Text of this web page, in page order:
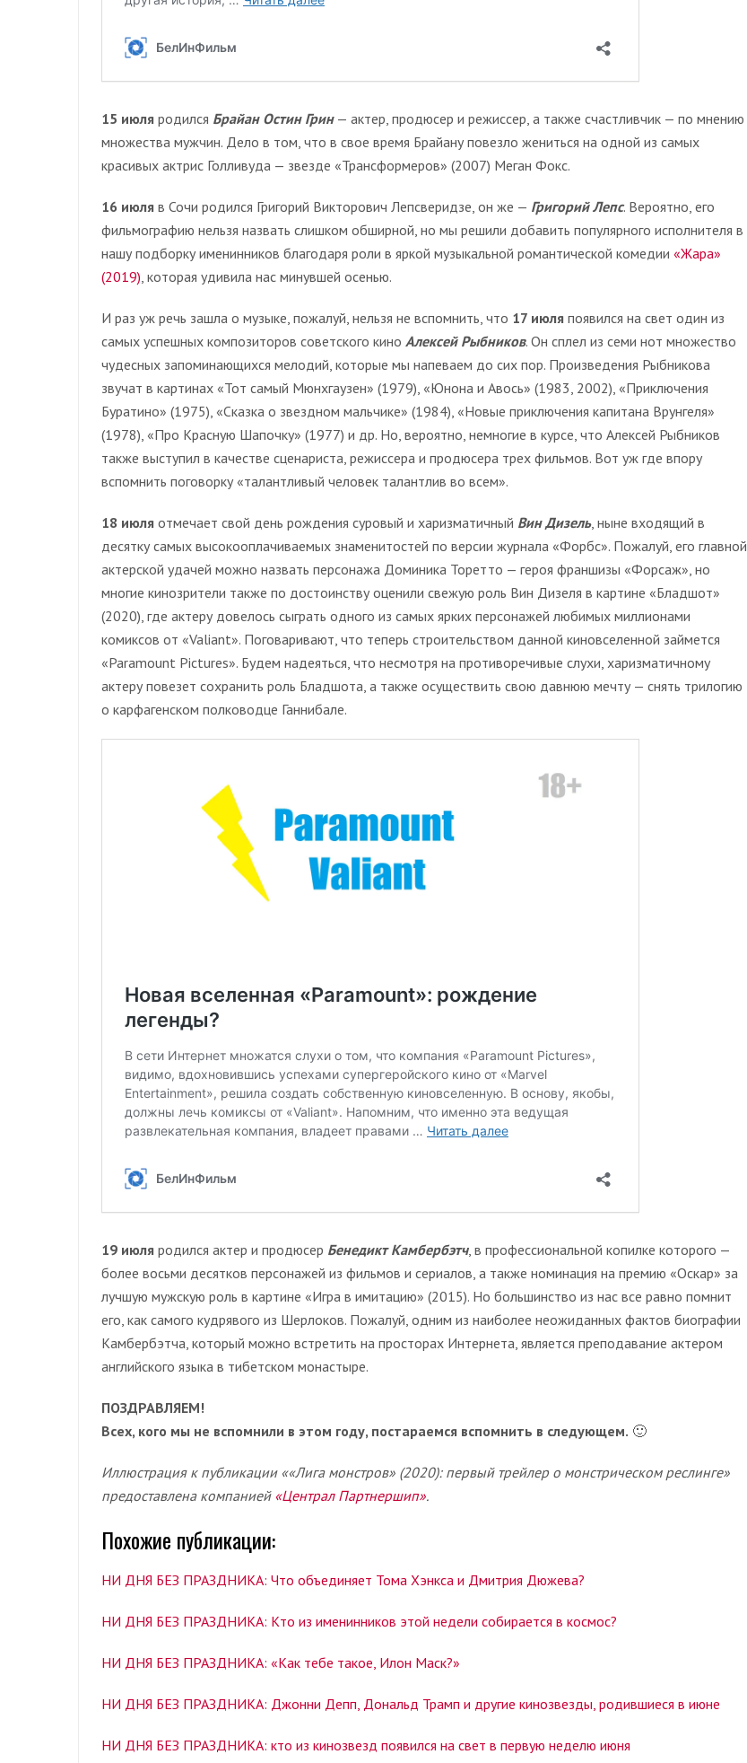
15 июля родился Брайан Остин Грин— актер, продюсер и режиссер, а также счастливчик — по мнению
множества мужчин. Дело в том, что в свое время Брайану повезло жениться на одной из самых
красивых актрис Голливуда — звезде «Трансформеров» (2007) Меган Фокс.
16 июля в Сочи родился Григорий Викторович Лепсверидзе, он же — Григорий Лепс. Вероятно, его
фильмографию нельзя назвать слишком обширной, но мы решили добавить популярного исполнителя в
нашу подборку именинников благодаря роли в яркой музыкальной романтической комедии «Жара»
(2019) , которая удивила нас минувшей осенью.
И раз уж речь зашла о музыке, пожалуй, нельзя не вспомнить, что 17 июля появился на свет один из
самых успешных композиторов советского кино Алексей Рыбников. Он сплел из семи нот множество
чудесных запоминающихся мелодий, которые мы напеваем до сих пор. Произведения Рыбникова
звучат в картинах «Тот самый Мюнхгаузен» (1979), «Юнона и Авось» (1983, 2002), «Приключения
Буратино» (1975), «Сказка о звездном мальчике» (1984), «Новые приключения капитана Врунгеля»
(1978), «Про Красную Шапочку» (1977) и др. Но, вероятно, немногие в курсе, что Алексей Рыбников
также выступил в качестве сценариста, режиссера и продюсера трех фильмов. Вот уж где впору
вспомнить поговорку «талантливый человек талантлив во всем».
18 июля отмечает свой день рождения суровый и харизматичный Вин Дизель, ныне входящий в
десятку самых высокооплачиваемых знаменитостей по версии журнала «Форбс». Пожалуй, его главной
актерской удачей можно назвать персонажа Доминика Торетто — героя франшизы «Форсаж», но
многие кинозрители также по достоинству оценили свежую роль Вин Дизеля в картине «Бладшот»
(2020), где актеру довелось сыграть одного из самых ярких персонажей любимых миллионами
комиксов от «Valiant». Поговаривают, что теперь строительством данной киновселенной займется
«Paramount Pictures». Будем надеяться, что несмотря на противоречивые слухи, харизматичному
актеру повезет сохранить роль Бладшота, а также осуществить свою давнюю мечту — снять трилогию
о карфагенском полководце Ганнибале.
19 июля родился актер и продюсер Бенедикт Камбербэтч, в профессиональной копилке которого —
более восьми десятков персонажей из фильмов и сериалов, а также номинация на премию «Оскар» за
лучшую мужскую роль в картине «Игра в имитацию» (2015). Но большинство из нас все равно помнит
его, как самого кудрявого из Шерлоков. Пожалуй, одним из наиболее неожиданных фактов биографии
Камбербэтча, который можно встретить на просторах Интернета, является преподавание актером
английского языка в тибетском монастыре.
ПОЗДРАВЛЯЕМ!
Всех, кого мы не вспомнили в этом году, постараемся вспомнить в следующем. 🙂
Иллюстрация к публикации ««Лига монстров» (2020): первый трейлер о монстрическом реслинге»
предоставлена компанией «Централ Партнершип».
Похожие публикации:
НИ ДНЯ БЕЗ ПРАЗДНИКА: Что объединяет Тома Хэнкса и Дмитрия Дюжева?
НИ ДНЯ БЕЗ ПРАЗДНИКА: Кто из именинников этой недели собирается в космос?
НИ ДНЯ БЕЗ ПРАЗДНИКА: «Как тебе такое, Илон Маск?»
НИ ДНЯ БЕЗ ПРАЗДНИКА: Джонни Депп, Дональд Трамп и другие кинозвезды, родившиеся в июне
НИ ДНЯ БЕЗ ПРАЗДНИКА: кто из кинозвезд появился на свет в первую неделю июня